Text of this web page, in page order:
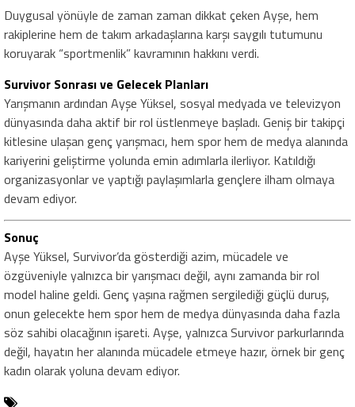
Duygusal yönüyle de zaman zaman dikkat çeken Ayşe, hem
rakiplerine hem de takım arkadaşlarına karşı saygılı tutumunu
koruyarak “sportmenlik” kavramının hakkını verdi.
Survivor Sonrası ve Gelecek Planları
Yarışmanın ardından Ayşe Yüksel, sosyal medyada ve televizyon
dünyasında daha aktif bir rol üstlenmeye başladı. Geniş bir takipçi
kitlesine ulaşan genç yarışmacı, hem spor hem de medya alanında
kariyerini geliştirme yolunda emin adımlarla ilerliyor. Katıldığı
organizasyonlar ve yaptığı paylaşımlarla gençlere ilham olmaya
devam ediyor.
Sonuç
Ayşe Yüksel, Survivor’da gösterdiği azim, mücadele ve
özgüveniyle yalnızca bir yarışmacı değil, aynı zamanda bir rol
model haline geldi. Genç yaşına rağmen sergilediği güçlü duruş,
onun gelecekte hem spor hem de medya dünyasında daha fazla
söz sahibi olacağının işareti. Ayşe, yalnızca Survivor parkurlarında
değil, hayatın her alanında mücadele etmeye hazır, örnek bir genç
kadın olarak yoluna devam ediyor.